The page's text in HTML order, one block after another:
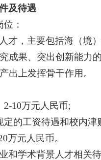
及待遇
：
才，主要包括海（境
成果、突出创新能力
出上发挥骨干作用。
10万元人民币;
的工资待遇和校内津
万元人民币。
和学术背景人才相关待